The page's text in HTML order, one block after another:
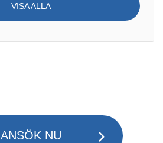
VISA ALLA
ANSÖK NU